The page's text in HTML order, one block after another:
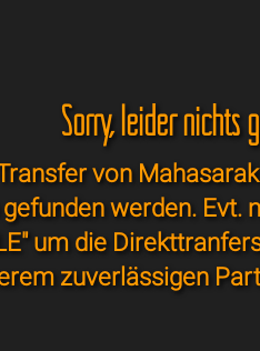
Sorry, leider nichts
von
werden. Evt.
um die
zuverlässigen